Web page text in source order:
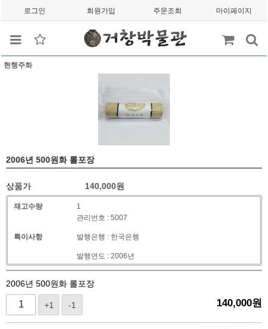
로그인 회원가입 주문조회 마이페이지
현행주화
2006년 500원화 롤포장
상품가 140,000원
재고수량 1
특이사항
관리번호 : 5007
발행은행 : 한국은행
발행연도 : 2006년
2006년 500원화 롤포장
+1 -1 140,000원